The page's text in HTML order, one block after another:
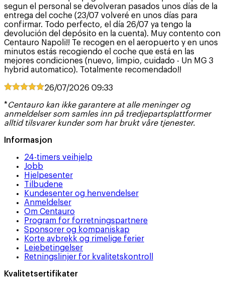
segun el personal se devolveran pasados unos días de la
entrega del coche (23/07 volveré en unos días para
confirmar. Todo perfecto, el día 26/07 ya tengo la
devolución del depósito en la cuenta). Muy contento con
Centauro Napoli!! Te recogen en el aeropuerto y en unos
minutos estás recogiendo el coche que está en las
mejores condiciones (nuevo, limpio, cuidado - Un MG 3
hybrid automatico). Totalmente recomendado!!
26/07/2026 09:33
*Centauro kan ikke garantere at alle meninger og
anmeldelser som samles inn på tredjepartsplattformer
alltid tilsvarer kunder som har brukt våre tjenester.
Informasjon
24-timers veihjelp
Jobb
Hjelpesenter
Tilbudene
Kundesenter og henvendelser
Anmeldelser
Om Centauro
Program for forretningspartnere
Sponsorer og kompaniskap
Korte avbrekk og rimelige ferier
Leiebetingelser
Retningslinjer for kvalitetskontroll
Kvalitetsertifikater